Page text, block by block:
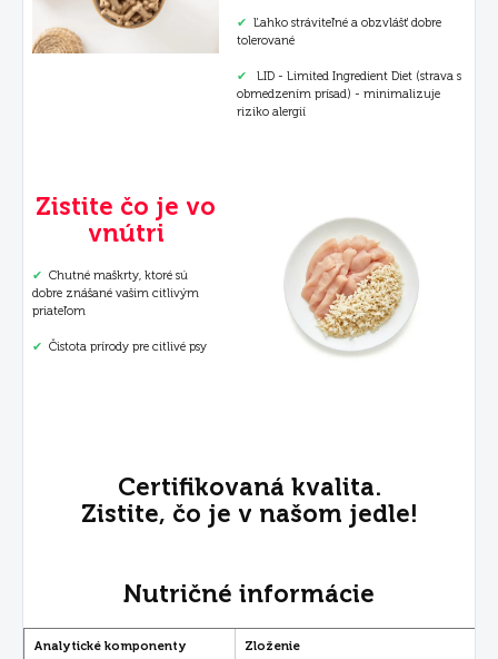
✔ Ľahko stráviteľné a obzvlášť dobre
tolerované
✔
LID - Limited Ingredient Diet (strava s
obmedzením prísad) - minimalizuje
riziko alergií
Zistite čo je vo
vnútri
✔ Chutné maškrty, ktoré sú
dobre znášané vašim citlivým
priateľom
✔ Čistota prírody pre citlivé psy
Certifikovaná kvalita.
Zistite, čo je v našom jedle!
Nutričné informácie
Analytické komponenty Zloženie